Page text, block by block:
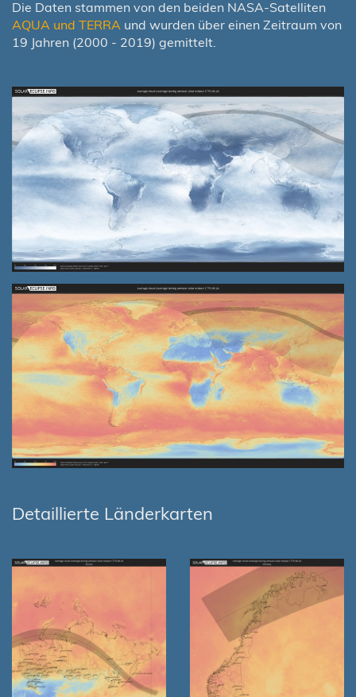
Die Daten stammen von den beiden NASA-Satelliten
AQUA und TERRA und wurden über einen Zeitraum von
19 Jahren (2000 - 2019) gemittelt.
Detaillierte Länderkarten